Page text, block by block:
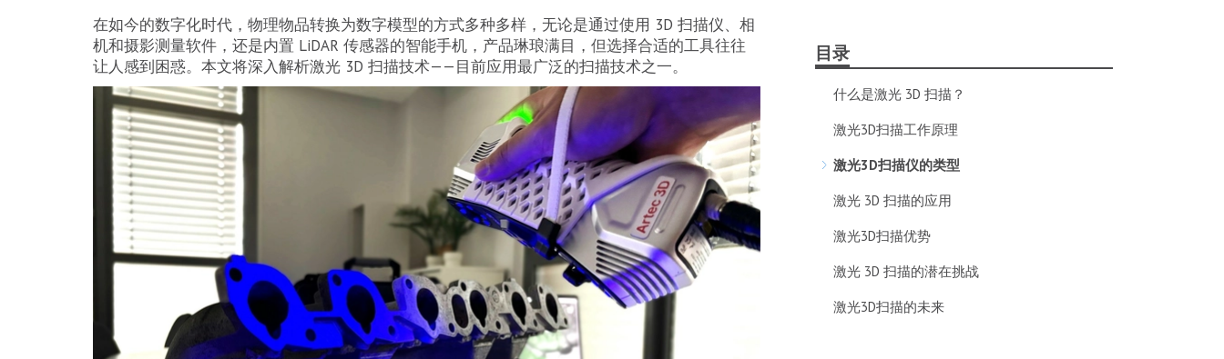
在如今的数字化时代，物理物品转换为数字模型的方式多种多样，无论是通过使用 3D 扫描仪、相
机和摄影测量软件，还是内置 LiDAR 传感器的智能手机，产品琳琅满目，但选择合适的工具往往
让人感到困惑。本文将深入解析激光 3D 扫描技术——目前应用最广泛的扫描技术之一。
目录
什么是激光 3D 扫描？
激光3D扫描工作原理
激光3D扫描仪的类型
激光 3D 扫描的应用
激光3D扫描优势
激光 3D 扫描的潜在挑战
激光3D扫描的未来